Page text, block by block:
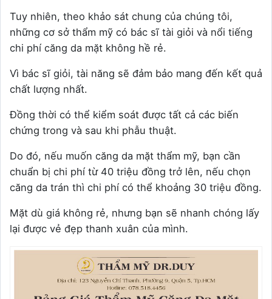
Tuy nhiên, theo khảo sát chung của chúng tôi,
những cơ sở thẩm mỹ có bác sĩ tài giỏi và nổi tiếng
chi phí căng da mặt không hề rẻ.
Vì bác sĩ giỏi, tài năng sẽ đảm bảo mang đến kết quả
chất lượng nhất.
Đồng thời có thể kiểm soát được tất cả các biến
chứng trong và sau khi phẫu thuật.
Do đó, nếu muốn căng da mặt thẩm mỹ, bạn cần
chuẩn bị chi phí từ 40 triệu đồng trở lên, nếu chọn
căng da trán thì chi phí có thể khoảng 30 triệu đồng.
Mặt dù giá không rẻ, nhưng bạn sẽ nhanh chóng lấy
lại được vẻ đẹp thanh xuân của mình.